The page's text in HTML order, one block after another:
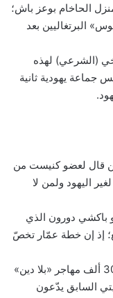
الحاخام بوعز باش؛
البرتغاليين بعد
(الشرعي) لهذه
جماعة يهودية ثانية
ضجة إعلامية في سبتمبر 2005 حين قال لعضو كنيست من
اليهود ولمن لا
باكشي دورون الذي
إذ إن خطة عمّار تخصّ
قال إن اقتراحه يهدف إلى حل مشكلة نحو 300 ألف مهاجر «بلا دين»
السابق يدّعون